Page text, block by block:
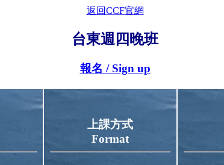
返回CCF官網
台東週四晚班
報名 / Sign up
上課方式
Format